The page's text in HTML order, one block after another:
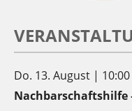
Do. 13. August |
Nachbarschaftshilfe